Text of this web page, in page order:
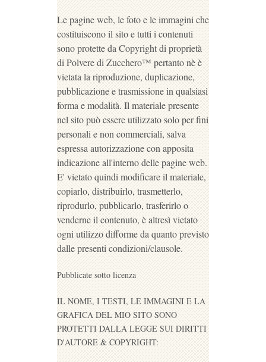
Le pagine web, le foto e le immagini che
costituiscono il sito e tutti i contenuti
sono protette da Copyright di proprietà
di Polvere di Zucchero™ pertanto nè è
vietata la riproduzione, duplicazione,
pubblicazione e trasmissione in qualsiasi
forma e modalità. Il materiale presente
nel sito può essere utilizzato solo per fini
personali e non commerciali, salva
espressa autorizzazione con apposita
indicazione all'interno delle pagine web.
E' vietato quindi modificare il materiale,
copiarlo, distribuirlo, trasmetterlo,
riprodurlo, pubblicarlo, trasferirlo o
venderne il contenuto, è altresì vietato
ogni utilizzo difforme da quanto previsto
dalle presenti condizioni/clausole.
Pubblicate sotto licenza
IL NOME, I TESTI, LE IMMAGINI E LA
GRAFICA DEL MIO SITO SONO
PROTETTI DALLA LEGGE SUI DIRITTI
D'AUTORE & COPYRIGHT: